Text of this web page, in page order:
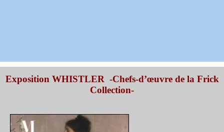
Exposition WHISTLER -Chefs-d’œuvre de la Frick
Collection-